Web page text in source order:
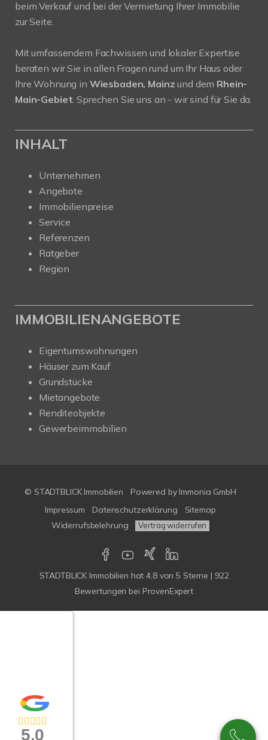
beim Verkauf und bei der Vermietung Ihrer Immobilie
zur Seite.
Mit umfassendem Fachwissen und lokaler Expertise
beraten wir Sie in allen Fragen rund um Ihr Haus oder
Ihre Wohnung in Wiesbaden, Mainzund dem Rhein-
Main-Gebiet. Sprechen Sie uns an - wir sind für Sie da.
INHALT
Unternehmen
Angebote
Immobilienpreise
Service
Referenzen
Ratgeber
Region
IMMOBILIENANGEBOTE
Eigentumswohnungen
Häuser zum Kauf
Grundstücke
Mietangebote
Renditeobjekte
Gewerbeimmobilien
© STADTBLICK Immobilien Powered by Immonia GmbH
Impressum
Datenschutzerklärung
Sitemap
Widerrufsbelehrung
Vertrag widerrufen
STADTBLICK Immobilien hat4,8von5 Sterne | 922
Bewertungen bei ProvenExpert
5,0